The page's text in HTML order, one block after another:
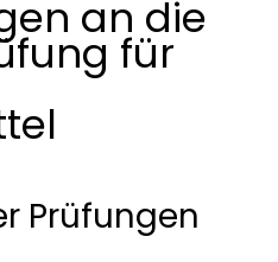
an die
für
Prüfungen